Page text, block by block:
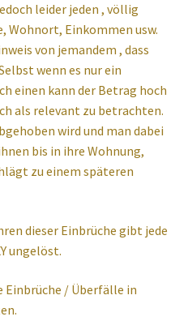
leider jeden , völlig
Wohnort, Einkommen usw.
von jemandem , dass
wenn es nur ein
einen kann der Betrag hoch
als relevant zu betrachten.
wird und man dabei
bis in ihre Wohnung,
zu einem späteren
dieser Einbrüche gibt jede
ungelöst.
Einbrüche / Überfälle in